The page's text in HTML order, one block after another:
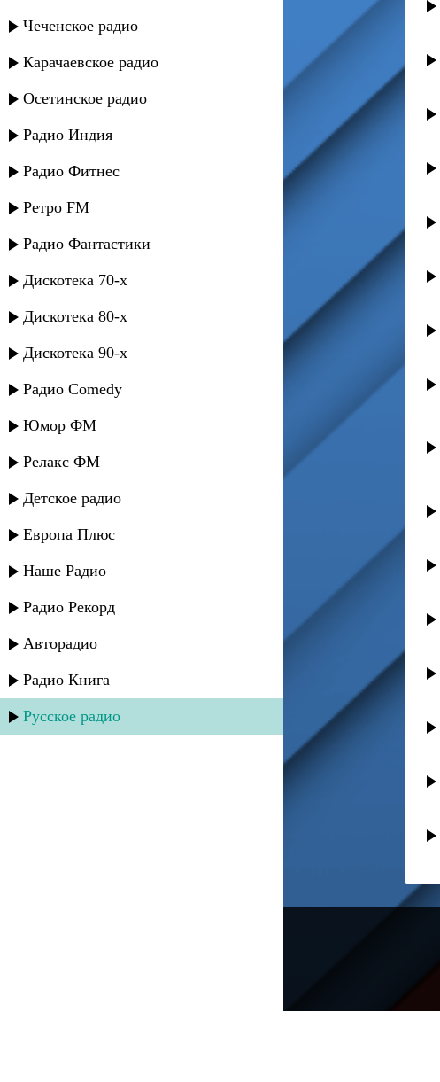
Чеченское радио
Карачаевское радио
Осетинское радио
Радио Индия
Радио Фитнес
Ретро FM
Радио Фантастики
Дискотека 70-х
Дискотека 80-х
Дискотека 90-х
Радио Comedy
Юмор ФМ
Релакс ФМ
Детское радио
Европа Плюс
Наше Радио
Радио Рекорд
Авторадио
Радио Книга
Русское радио